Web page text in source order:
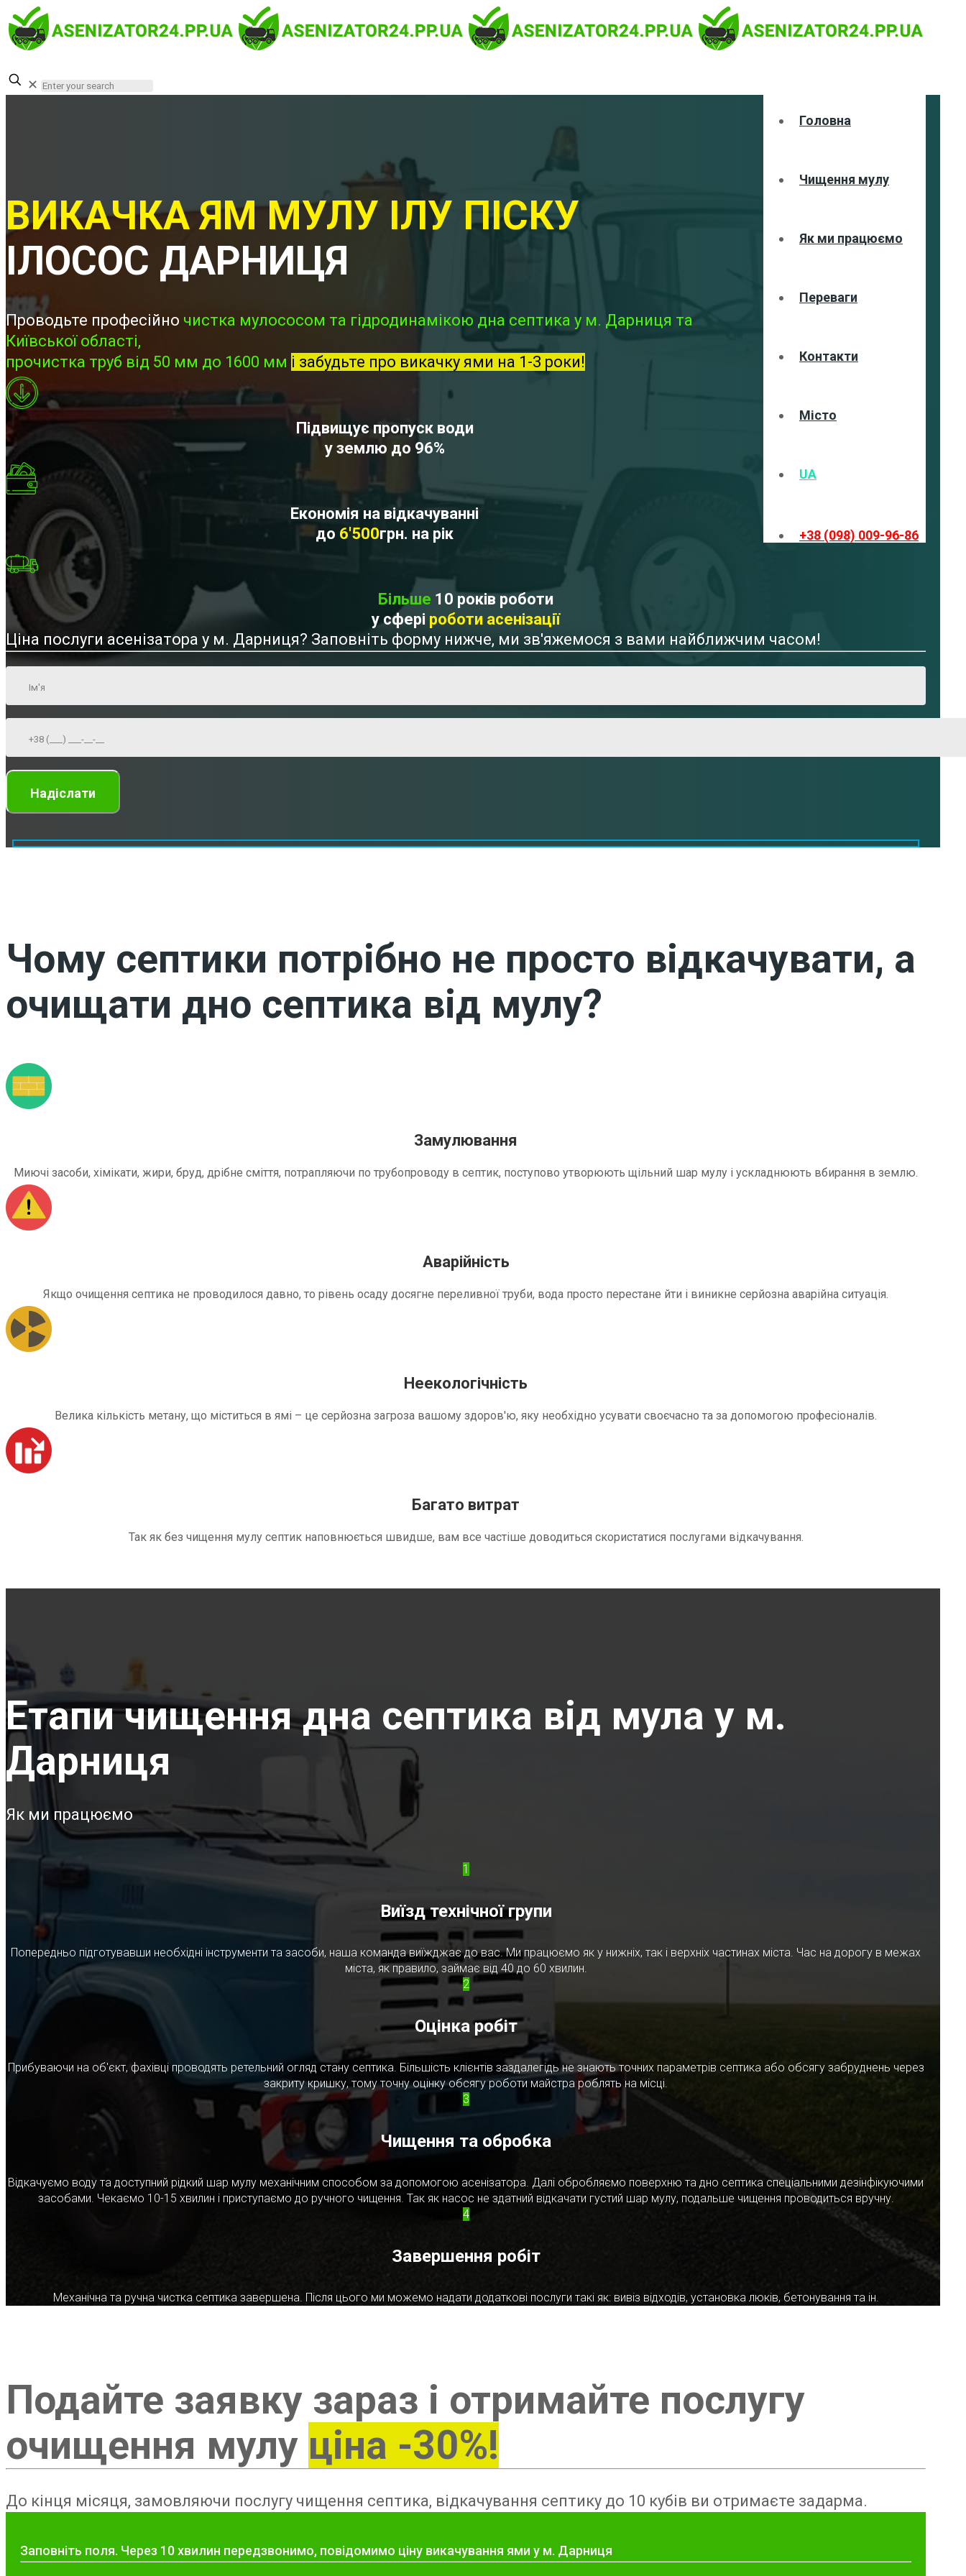
Головна
Чищення мулу
Як ми працюємо
Переваги
Контакти
Місто
UA
+38 (098) 009-96-86
✕
ВИКАЧКА ЯМ МУЛУ ІЛУ ПІСКУ
ІЛОСОС ДАРНИЦЯ
Проводьте професійно чистка мулососом та гідродинамікою дна септика у м. Дарниця та
Київської області,
прочистка труб від 50 мм до 1600 мм і забудьте про викачку ями на 1-3 роки!
Підвищує пропуск води
у землю до 96%
Економія на відкачуванні
до 6'500грн. на рік
Більше 10 років роботи
у сфері роботи асенізації
Ціна послуги асенізатора у м. Дарниця? Заповніть форму нижче, ми зв'яжемося з вами найближчим часом!
Чому септики потрібно не просто відкачувати, а
очищати дно септика від мулу?
Замулювання
Миючі засоби, хімікати, жири, бруд, дрібне сміття, потрапляючи по трубопроводу в септик, поступово утворюють щільний шар мулу і ускладнюють вбирання в землю.
Аварійність
Якщо очищення септика не проводилося давно, то рівень осаду досягне переливної труби, вода просто перестане йти і виникне серйозна аварійна ситуація.
Неекологічність
Велика кількість метану, що міститься в ямі – це серйозна загроза вашому здоров'ю, яку необхідно усувати своєчасно та за допомогою професіоналів.
Багато витрат
Так як без чищення мулу септик наповнюється швидше, вам все частіше доводиться скористатися послугами відкачування.
Етапи чищення дна септика від мула у м.
Дарниця
Як ми працюємо
1
Виїзд технічної групи
Попередньо підготувавши необхідні інструменти та засоби, наша команда виїжджає до вас. Ми працюємо як у нижніх, так і верхніх частинах міста. Час на дорогу в межах
міста, як правило, займає від 40 до 60 хвилин.
2
Оцінка робіт
Прибуваючи на об'єкт, фахівці проводять ретельний огляд стану септика. Більшість клієнтів заздалегідь не знають точних параметрів септика або обсягу забруднень через
закриту кришку, тому точну оцінку обсягу роботи майстра роблять на місці.
3
Чищення та обробка
Відкачуємо воду та доступний рідкий шар мулу механічним способом за допомогою асенізатора. Далі обробляємо поверхню та дно септика спеціальними дезінфікуючими
засобами. Чекаємо 10-15 хвилин і приступаємо до ручного чищення. Так як насос не здатний відкачати густий шар мулу, подальше чищення проводиться вручну.
4
Завершення робіт
Механічна та ручна чистка септика завершена. Після цього ми можемо надати додаткові послуги такі як: вивіз відходів, установка люків, бетонування та ін.
Подайте заявку зараз і отримайте послугу
очищення мулу ціна -30%!
До кінця місяця, замовляючи послугу чищення септика, відкачування септику до 10 кубів ви отримаєте задарма.
Заповніть поля. Через 10 хвилин передзвонимо, повідомимо ціну викачування ями у м. Дарниця